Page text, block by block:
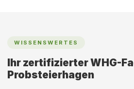
WISSENSWERTES
Ihr zertifizierter WHG-
Probsteierhagen